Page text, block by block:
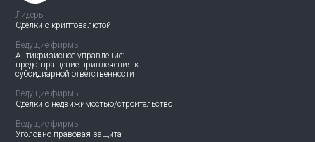
Лидеры
Сделки с криптовалютой
Ведущие фирмы
Антикризисное управление:
предотвращение привлечения к
субсидиарной ответственности
Ведущие фирмы
Сделки с недвижимостью/строительство
Ведущие фирмы
Уголовно правовая защита